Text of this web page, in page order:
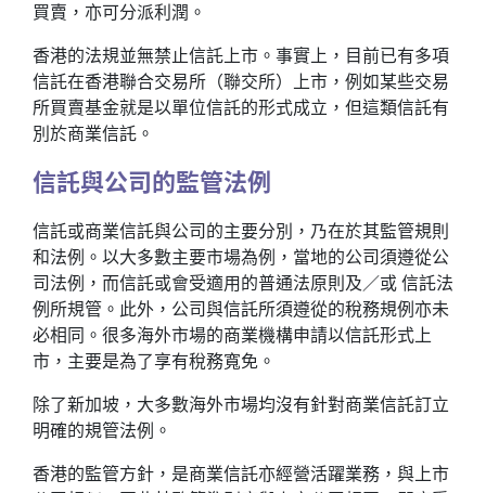
買賣，亦可分派利潤。
香港的法規並無禁止信託上市。事實上，目前已有多項
信託在香港聯合交易所（聯交所）上市，例如某些交易
所買賣基金就是以單位信託的形式成立，但這類信託有
別於商業信託。
信託與公司的監管法例
信託或商業信託與公司的主要分別，乃在於其監管規則
和法例。以大多數主要市場為例，當地的公司須遵從公
司法例，而信託或會受適用的普通法原則及／或 信託法
例所規管。此外，公司與信託所須遵從的稅務規例亦未
必相同。很多海外市場的商業機構申請以信託形式上
市，主要是為了享有稅務寬免。
除了新加坡，大多數海外市場均沒有針對商業信託訂立
明確的規管法例。
香港的監管方針，是商業信託亦經營活躍業務，與上市